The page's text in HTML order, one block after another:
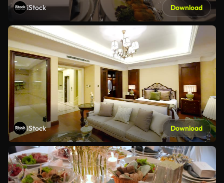
iStock Download
iStock Download